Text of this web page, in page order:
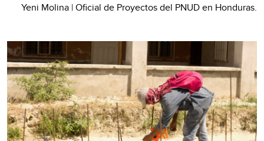
Yeni Molina | Oficial de Proyectos del PNUD en Honduras.